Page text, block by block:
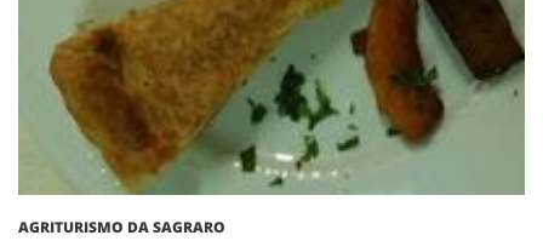
AGRITURISMO DA SAGRARO